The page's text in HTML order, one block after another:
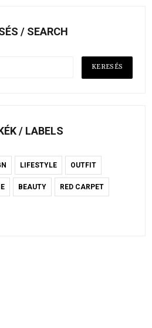
/ SEARCH
/ LABELS
LIFESTYLE OUTFIT
BEAUTY RED CARPET